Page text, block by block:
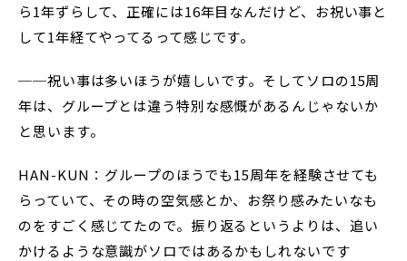
ら1年ずらして、正確には16年目なんだけど、お祝い事と
して1年経てやってるって感じです。
──祝い事は多いほうが嬉しいです。そしてソロの15周
年は、グループとは違う特別な感慨があるんじゃないか
と思います。
HAN-KUN：グループのほうでも15周年を経験させても
らっていて、その時の空気感とか、お祭り感みたいなも
のをすごく感じてたので。振り返るというよりは、追い
かけるような意識がソロではあるかもしれないです